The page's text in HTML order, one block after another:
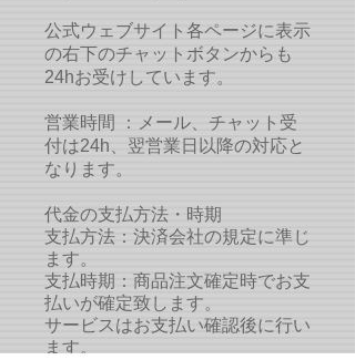
公式ウェブサイト各ページに表示
の右下のチャットボタンからも
24hお受けしています。
営業時間 ：メール、チャット受
付は24h、翌営業日以降の対応と
なります。
代金の支払方法・時期
支払方法：決済会社の規定に準じ
ます。
支払時期：商品注文確定時でお支
払いが確定致します。
サービスはお支払い確認後に行い
ます。